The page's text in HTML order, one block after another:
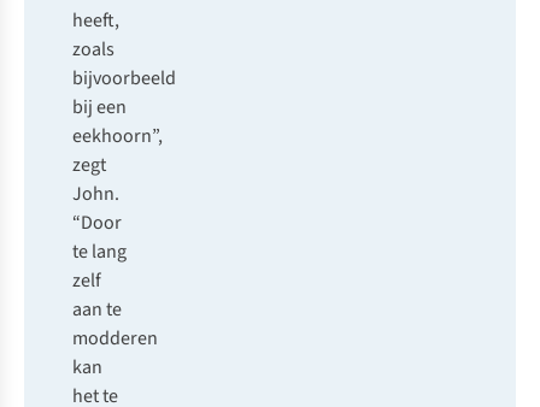
heeft,
zoals
bijvoorbeeld
bij een
eekhoorn”,
zegt
John.
“Door
te lang
zelf
aan te
modderen
kan
het te